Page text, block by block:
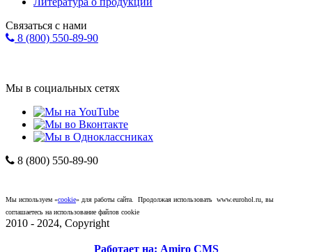
Связаться с нами
8 (800) 550-89-90
Мы в социальных сетях
8 (800) 550-89-90
Мы используем «cookie» для работы сайта. Продолжая использовать www.eurohol.ru, вы
соглашаетесь на использование файлов cookie
2010 - 2024, Copyright
Работает на: Amiro CMS